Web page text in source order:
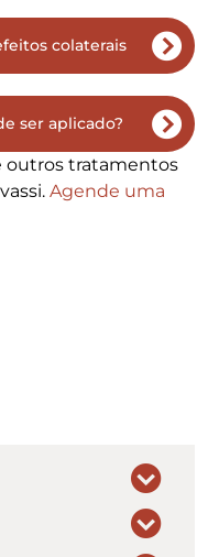
colaterais
ser aplicado?
outros tratamentos
Agende uma